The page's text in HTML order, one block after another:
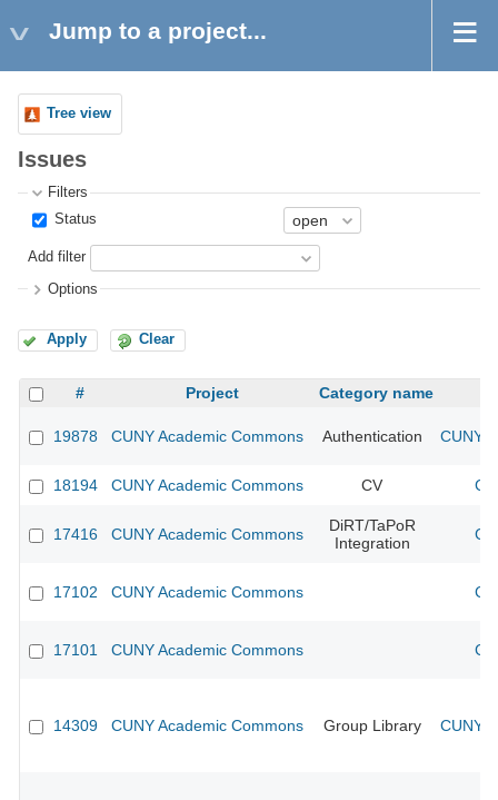
Jump to a project...
Tree view
Issues
Filters
Status
Add filter
Options
Apply Clear
# Project Category name
19878 CUNY Academic Commons Authentication CUNY
18194 CUNY Academic Commons CV
17416 CUNY Academic Commons
DiRT/TaPoR
Integration
17102 CUNY Academic Commons
17101 CUNY Academic Commons
14309 CUNY Academic Commons Group Library CUNY